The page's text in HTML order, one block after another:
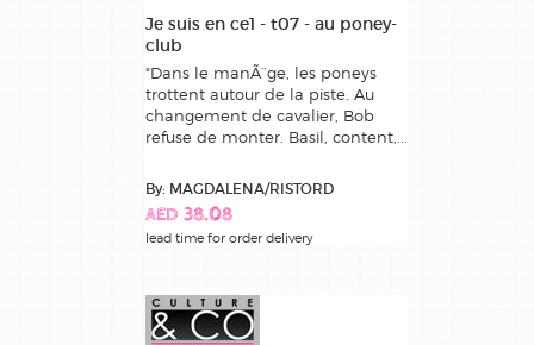
Je suis en ce1 - t07 - au poney-
club
"Dans le manÃ¨ge, les poneys
trottent autour de la piste. Au
changement de cavalier, Bob
refuse de monter. Basil, content,...
By: MAGDALENA/RISTORD
AED 38.08
lead time for order delivery